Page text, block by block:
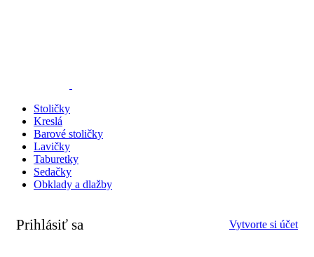
Stoličky
Kreslá
Barové stoličky
Lavičky
Taburetky
Sedačky
Obklady a dlažby
Prihlásiť sa Vytvorte si účet